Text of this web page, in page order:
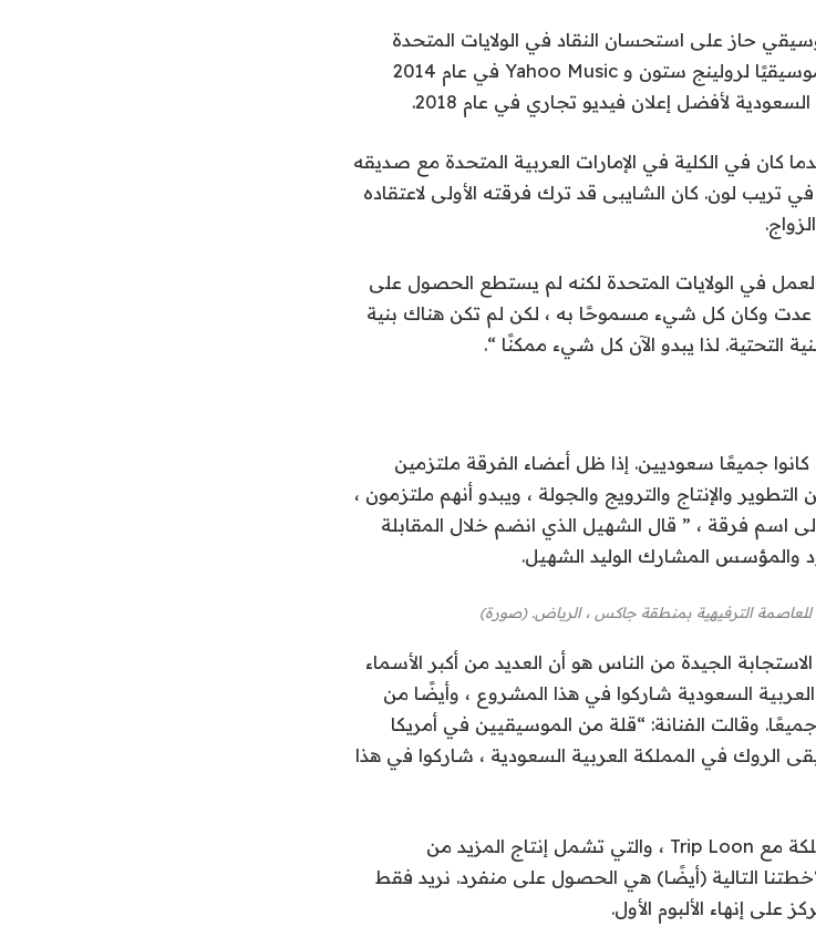
حاز على استحسان النقاد في الولايات المتحدة
وظهر في قائمة أفضل 20 مقطع فيديو موسيقيًا لرولينج ستون و Yahoo Music في عام 2014
لأفضل إعلان فيديو تجاري في عام 2018.
كان في الكلية في الإمارات العربية المتحدة مع صديقه
تريب لون. كان الشايبى قد ترك فرقته الأولى لاعتقاده
في الولايات المتحدة لكنه لم يستطع الحصول على
عدت وكان كل شيء مسموحًا به ، لكن لم تكن هناك بنية
التحتية. لذا يبدو الآن كل شيء ممكنًا “.
جميعًا سعوديين. إذا ظل أعضاء الفرقة ملتزمين
والإنتاج والترويج والجولة ، ويبدو أنهم ملتزمون ،
اسم فرقة ، ” قال الشهيل الذي انضم خلال المقابلة
والمؤسس المشارك الوليد الشهيل.
للعاصمة الترفيهية بمنطقة جاكس ، الرياض. (صورة)
الجيدة من الناس هو أن العديد من أكبر الأسماء
السعودية شاركوا في هذا المشروع ، وأيضًا من
وقالت الفنانة: “قلة من الموسيقيين في أمريكا
في المملكة العربية السعودية ، شاركوا في هذا
وقال إن الخطة هي القيام بجولة في المملكة مع Trip Loon ، والتي تشمل إنتاج المزيد من
التالية (أيضًا) هي الحصول على منفرد. نريد فقط
إنهاء الألبوم الأول.